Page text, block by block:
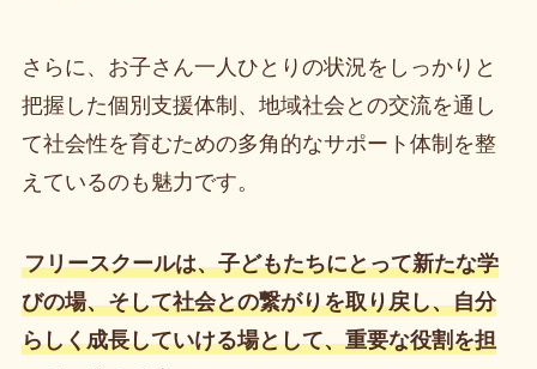
さらに、お子さん一人ひとりの状況をしっかりと
把握した個別支援体制、地域社会との交流を通し
て社会性を育むための多角的なサポート体制を整
えているのも魅力です。
フリースクールは、子どもたちにとって新たな学
びの場、そして社会との繋がりを取り戻し、自分
らしく成長していける場として、重要な役割を担